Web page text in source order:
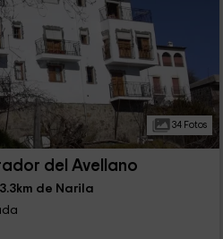
34 Fotos
del Avellano
de Narila